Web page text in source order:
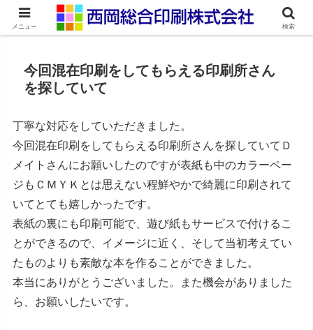
ネット印刷通販・オンデマンド印刷
今回混在印刷をしてもらえる印刷所さん
を探していて
丁寧な対応をしていただきました。
今回混在印刷をしてもらえる印刷所さんを探していてＤ
メイトさんにお願いしたのですが表紙も中のカラーペー
ジもＣＭＹＫとは思えない程鮮やかで綺麗に印刷されて
いてとても嬉しかったです。
表紙の裏にも印刷可能で、遊び紙もサービスで付けるこ
とができるので、イメージに近く、そして当初考えてい
たものよりも素敵な本を作ることができました。
本当にありがとうございました。また機会がありました
ら、お願いしたいです。
メニュー 検索